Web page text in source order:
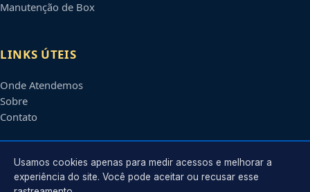
Manutenção de Box
LINKS ÚTEIS
Onde Atendemos
Sobre
Contato
CONTATO
Usamos cookies apenas para medir acessos e melhorar a
experiência do site. Você pode aceitar ou recusar esse